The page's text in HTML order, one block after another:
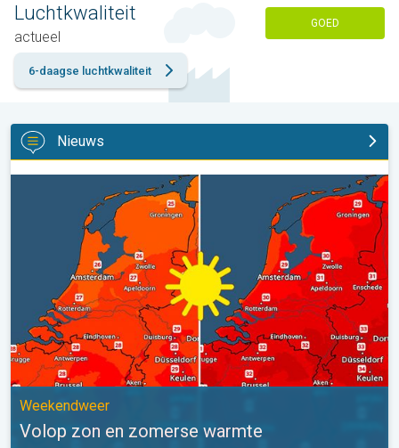
Luchtkwaliteit
actueel
GOED
6-daagse luchtkwaliteit
Nieuws
Volop zon en zomerse warmte. Weekendweer. . .
Weekendweer
Volop zon en zomerse warmte